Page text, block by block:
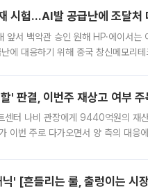
시험…AI발 공급난에 조달처
앞서 백악관 승인 원해 HP·에이서
에 대응하기 위해 중국 창신메모리
' 판결, 이번주 재상고 여부 주
센터 나비 관장에게 9440억원의 재
이번 주로 다가오면서 양 측의 대응
닉' [흔들리는 룰, 출렁이는 시